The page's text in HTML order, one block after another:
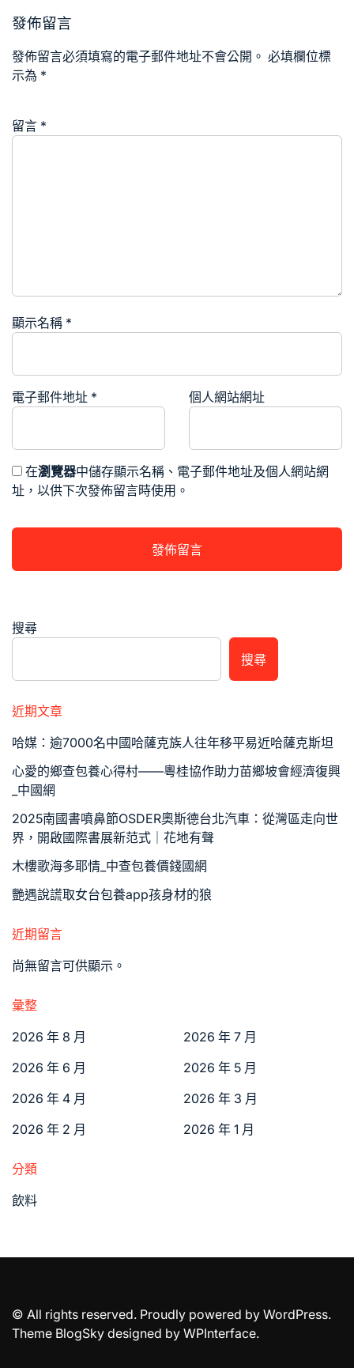
發佈留言
發佈留言必須填寫的電子郵件地址不會公開。 必填欄位標
示為 *
留言 *
顯示名稱 *
電子郵件地址 * 個人網站網址
在瀏覽器中儲存顯示名稱、電子郵件地址及個人網站網
址，以供下次發佈留言時使用。
搜尋
搜尋
近期文章
哈媒：逾7000名中國哈薩克族人往年移平易近哈薩克斯坦
心愛的鄉查包養心得村——粵桂協作助力苗鄉坡會經濟復興
_中國網
2025南國書噴鼻節OSDER奧斯德台北汽車：從灣區走向世
界，開啟國際書展新范式｜花地有聲
木樓歌海多耶情_中查包養價錢國網
艷遇說謊取女台包養app孩身材的狼
近期留言
尚無留言可供顯示。
彙整
2026 年 8 月
2026 年 7 月
2026 年 6 月
2026 年 5 月
2026 年 4 月
2026 年 3 月
2026 年 2 月
2026 年 1 月
分類
飲料
© All rights reserved. Proudly powered by WordPress.
Theme BlogSky designed by WPInterface.